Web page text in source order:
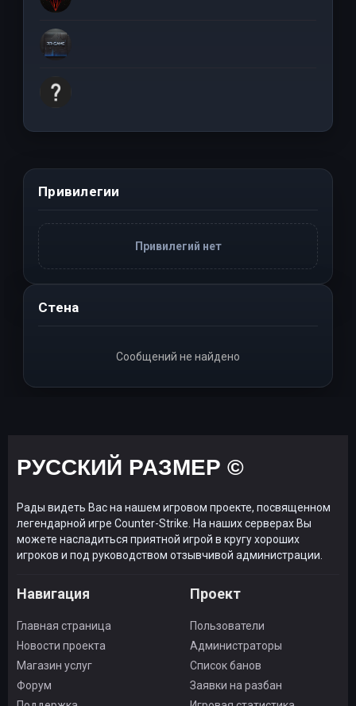
Привилегии
Привилегий нет
Стена
Сообщений не найдено
РУССКИЙ РАЗМЕР ©
Рады видеть Вас на нашем игровом проекте, посвященном
легендарной игре Counter-Strike. На наших серверах Вы
можете насладиться приятной игрой в кругу хороших
игроков и под руководством отзывчивой администрации.
Навигация
Главная страница
Новости проекта
Магазин услуг
Форум
Проект
Пользователи
Администраторы
Список банов
Заявки на разбан